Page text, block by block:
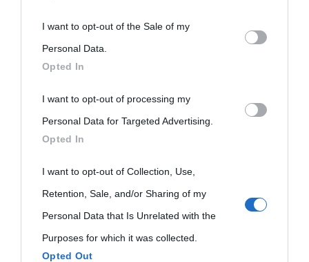
This information may also be disclosed by us to third parties
on the IAB’s List of Downstream Participants that may further
disclose it to other third parties.
Please note that this website/app uses one or more Google
services and may gather and store information including but
not limited to your visit or usage behaviour. You may click to
grant or deny consent to Google and its third-party tags to
use your data for below specified purposes in below Google
consent section.
I want to opt-out of the Sale of my
Personal Data.
Opted In
I want to opt-out of processing my
Personal Data for Targeted Advertising.
Opted In
I want to opt-out of Collection, Use,
Retention, Sale, and/or Sharing of my
Personal Data that Is Unrelated with the
Purposes for which it was collected.
Opted Out